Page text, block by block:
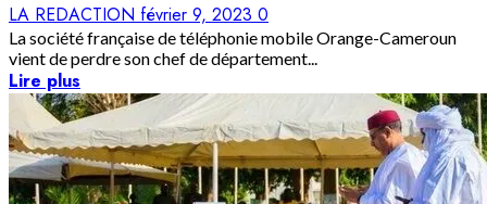
LA REDACTION février 9, 2023 0
La société française de téléphonie mobile Orange-Cameroun
vient de perdre son chef de département...
Lire plus